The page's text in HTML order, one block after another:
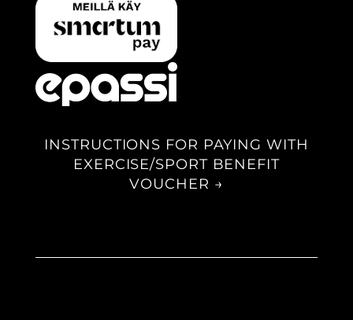
INSTRUCTIONS FOR PAYING WITH
EXERCISE/SPORT BENEFIT
VOUCHER →